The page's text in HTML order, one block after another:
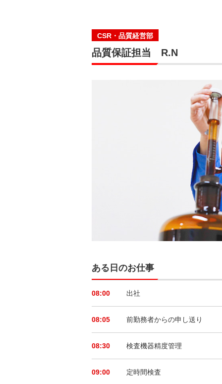
CSR・品質経営部
品質保証担当 R.N
ある日のお仕事
08:00 出社
08:05 前勤務者からの申し送り
08:30 検査機器精度管理
09:00 定時間検査